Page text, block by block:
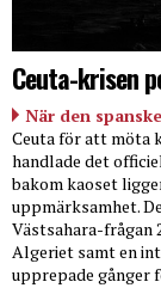
Ceuta-krisen
När den
Ceuta för att möta
handlade det
bakom kaoset
uppmärksamhet.
Västsahara-frågan
Algeriet samt en
upprepade gånger